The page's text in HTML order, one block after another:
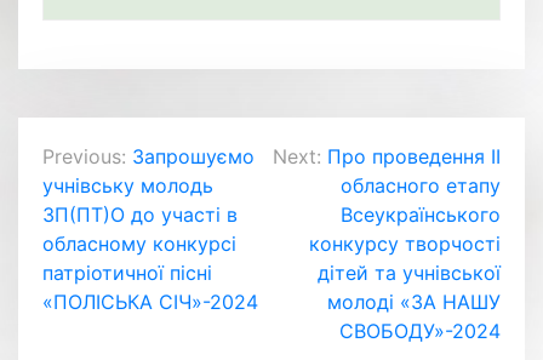
Навігація
записів
Previous: Запрошуємо
учнівську молодь
ЗП(ПТ)О до участі в
обласному конкурсі
патріотичної пісні
«ПОЛІСЬКА СІЧ»-2024
Next: Про проведення ІІ
обласного етапу
Всеукраїнського
конкурсу творчості
дітей та учнівської
молоді «ЗА НАШУ
СВОБОДУ»-2024